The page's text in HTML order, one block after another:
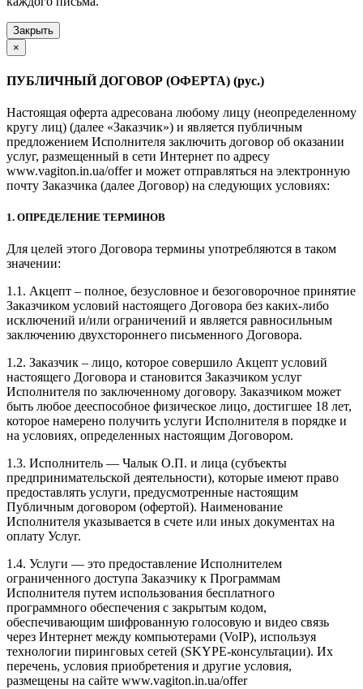
Закрыть
×
ПУБЛИЧНЫЙ ДОГОВОР (ОФЕРТА) (рус.)
Настоящая оферта адресована любому лицу (неопределенному
кругу лиц) (далее «Заказчик») и является публичным
предложением Исполнителя заключить договор об оказании
услуг, размещенный в сети Интернет по адресу
www.vagiton.in.ua/offer и может отправляться на электронную
почту Заказчика (далее Договор) на следующих условиях:
1. ОПРЕДЕЛЕНИЕ ТЕРМИНОВ
Для целей этого Договора термины употребляются в таком
значении:
1.1. Акцепт – полное, безусловное и безоговорочное принятие
Заказчиком условий настоящего Договора без каких-либо
исключений и/или ограничений и является равносильным
заключению двухстороннего письменного Договора.
1.2. Заказчик – лицо, которое совершило Акцепт условий
настоящего Договора и становится Заказчиком услуг
Исполнителя по заключенному договору. Заказчиком может
быть любое дееспособное физическое лицо, достигшее 18 лет,
которое намерено получить услуги Исполнителя в порядке и
на условиях, определенных настоящим Договором.
1.3. Исполнитель — Чалык О.П. и лица (субъекты
предпринимательской деятельности), которые имеют право
предоставлять услуги, предусмотренные настоящим
Публичным договором (офертой). Наименование
Исполнителя указывается в счете или иных документах на
оплату Услуг.
1.4. Услуги — это предоставление Исполнителем
ограниченного доступа Заказчику к Программам
Исполнителя путем использования бесплатного
программного обеспечения с закрытым кодом,
обеспечивающим шифрованную голосовую и видео связь
через Интернет между компьютерами (VoIP), используя
технологии пиринговых сетей (SKYPE-консультации). Их
перечень, условия приобретения и другие условия,
размещены на сайте www.vagiton.in.ua/offer